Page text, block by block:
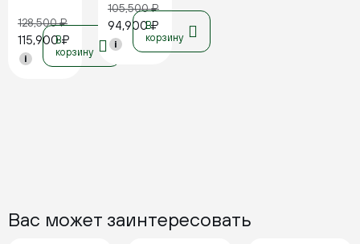
128,500₽
115,900₽
i
В
корзину
105,500₽
94,900₽
i
В
корзину
Вас может заинтересовать